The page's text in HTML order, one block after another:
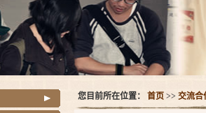
您目前所在位置： 首页 >> 交流合